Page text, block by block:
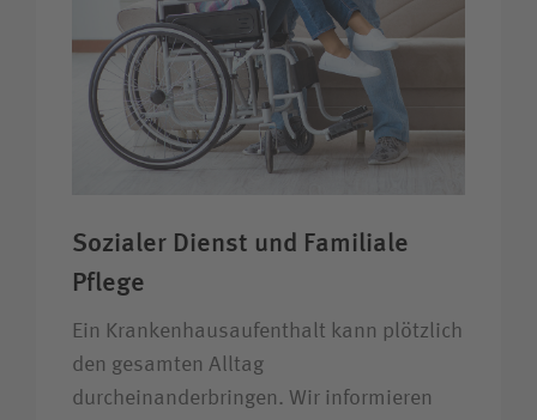
Sozialer Dienst und Familiale
Pflege
Ein Krankenhausaufenthalt kann plötzlich
den gesamten Alltag
durcheinanderbringen. Wir informieren